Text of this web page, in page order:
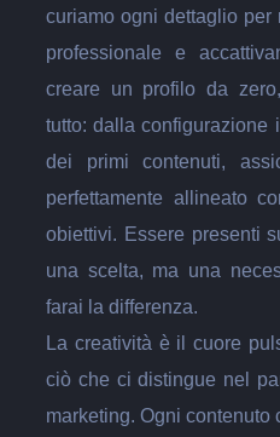
curiamo ogni dettaglio per
professionale e
creare un profilo da
tutto: dalla configurazione
dei primi contenuti,
perfettamente allineato
obiettivi. Essere presenti
una scelta, ma una
farai la differenza.
La creatività è il cuore
ciò che ci distingue nel
marketing. Ogni contenuto